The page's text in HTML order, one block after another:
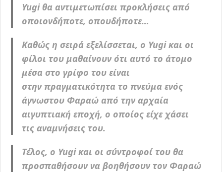
Yugi θα αντιμετωπίσει προκλήσεις από
οποιονδήποτε, οπουδήποτε…
Καθώς η σειρά εξελίσσεται, ο Yugi και οι
φίλοι του μαθαίνουν ότι αυτό το άτομο
μέσα στο γρίφο του είναι
στην πραγματικότητα το πνεύμα ενός
άγνωστου Φαραώ από την αρχαία
αιγυπτιακή εποχή, ο οποίος είχε χάσει
τις αναμνήσεις του.
Τέλος, ο Yugi και οι σύντροφοί του θα
προσπαθήσουν να βοηθήσουν τον Φαραώ